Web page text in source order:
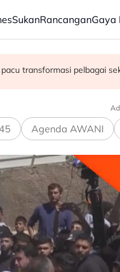
SukanRancanganGaya
transformasi pelbagai
semusim
Agenda AWANI